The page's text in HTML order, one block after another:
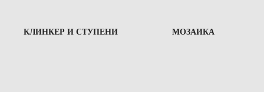
КЛИНКЕР И СТУПЕНИ МОЗАИКА